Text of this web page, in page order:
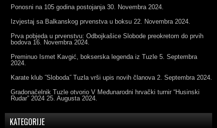
Ponosni na 105 godina postojanja 30. Novembra 2024.
Izvjestaj sa Balkanskog prvenstva u boksu 22. Novembra 2024.
Prva pobjeda u prvenstvu: Odbojkašice Slobode preokretom do prvih
bodova 16. Novembra 2024.
Preminuo Ismet Kavgić, bokserska legenda iz Tuzle 5. Septembra
2024.
Karate klub ˝Sloboda˝ Tuzla vrši upis novih članova 2. Septembra 2024.
Gradonačelnik Tuzle otvorio V Međunarodni hrvački turnir “Husinski
Rudar” 2024 25. Augusta 2024.
KATEGORIJE